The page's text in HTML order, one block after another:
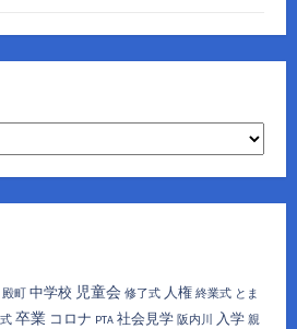
殿町 中学校 児童会 修了式 人権 終業式 とま
卒業 コロナ PTA 社会見学 阪内川 入学 親